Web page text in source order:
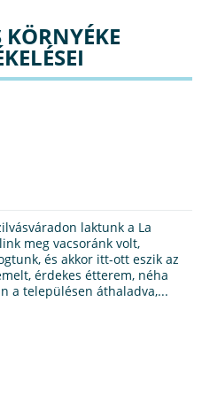
laktunk a La
meg vacsoránk volt,
és akkor itt-ott eszik az
érdekes étterem, néha
a településen áthaladva,...